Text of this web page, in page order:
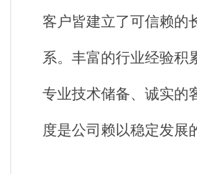
客户皆建立了可信赖的
系。丰富的行业经验积
专业技术储备、诚实的
度是公司赖以稳定发展